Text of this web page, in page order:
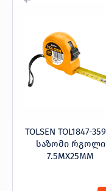
TOLSEN TOL1847-
საზომი რგოლი
7.5MX25MM